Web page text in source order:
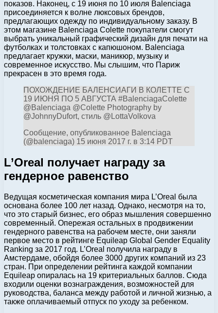
показов. Наконец, с 19 июня по 10 июля Balenciaga
присоединяется к волне люксовых брендов,
предлагающих одежду по индивидуальному заказу. В
этом магазине Balenciaga Colette покупатели смогут
выбрать уникальный графический дизайн для печати на
футболках и толстовках с капюшоном. Balenciaga
предлагает кружки, маски, маникюр, музыку и
современное искусство. Мы слышим, что Париж
прекрасен в это время года.
ПОХОЖДЕНИЕ БАЛЕНСИАГИ В КОЛЕТТЕ С
19 ИЮНЯ ПО 5 АВГУСТА #BalenciagaColette
@Balenciaga @Colette Photography by
@JohnnyDufort, стиль @LottaVolkova
Сообщение, опубликованное Balenciaga
(@balenciaga) 15 июня 2017 г. в 3:14 PDT
L’Oreal получает награду за
гендерное равенство
Ведущая косметическая компания мира L’Oreal была
основана более 100 лет назад. Однако, несмотря на то,
что это старый бизнес, его образ мышления совершенно
современный. Опережая остальных в продвижении
гендерного равенства на рабочем месте, они заняли
первое место в рейтинге Equileap Global Gender Equality
Ranking за 2017 год. L’Oreal получила награду в
Амстердаме, обойдя более 3000 других компаний из 23
стран. При определении рейтинга каждой компании
Equileap опиралась на 19 критериальных баллов. Сюда
входили оценки вознаграждения, возможностей для
руководства, баланса между работой и личной жизнью, а
также оплачиваемый отпуск по уходу за ребенком.